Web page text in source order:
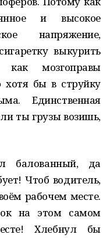
и высокое
напряжение,
выкурить
как мозгоправы
хотя бы в струйку
Единственная
ты грузы возишь,
балованный, да
Чтоб водитель,
рабочем месте.
на этом самом
Хлебнул бы